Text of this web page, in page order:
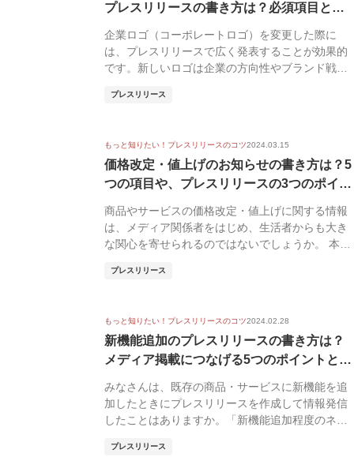
プレスリリースの書き方は？必須項目と書
き方の...
企業ロゴ（コーポレートロゴ）を変更した際に
は、プレスリリースで広く発表することが効果的
です。新しいロゴは企業の方向性やブランド戦略
プレスリリース
もっと知りたい！プレスリリースのコツ2024.03.15
価格改定・値上げのお知らせの書き方は？5
つの項目や、プレスリリースの3つのポイン
ト...
商品やサービスの価格改定・値上げに関する情報
は、メディア関係者をはじめ、生活者からも大き
な関心を寄せられるのではないでしょうか。 本記
プレスリリース
もっと知りたい！プレスリリースのコツ2024.02.28
新機能追加のプレスリリースの書き方は？
メディア掲載につなげる5つのポイントと項
みなさんは、既存の商品・サービスに新機能を追
加したときにプレスリリースを作成して情報発信
したことはありますか。「新機能追加程度のネタ
プレスリリース